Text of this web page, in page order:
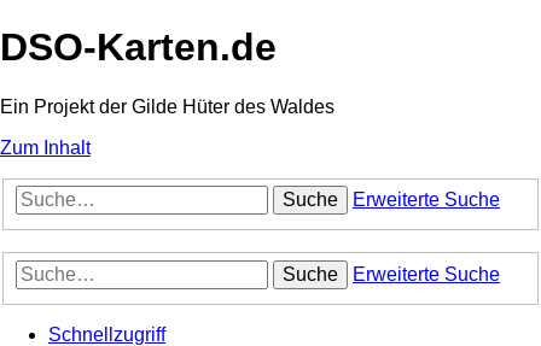
DSO-Karten.de
Ein Projekt der Gilde Hüter des Waldes
Zum Inhalt
Suche Erweiterte Suche
Suche Erweiterte Suche
Schnellzugriff